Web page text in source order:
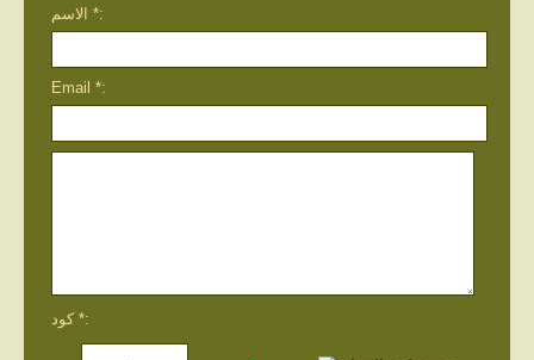
الاسم *:
Email *:
كود *: